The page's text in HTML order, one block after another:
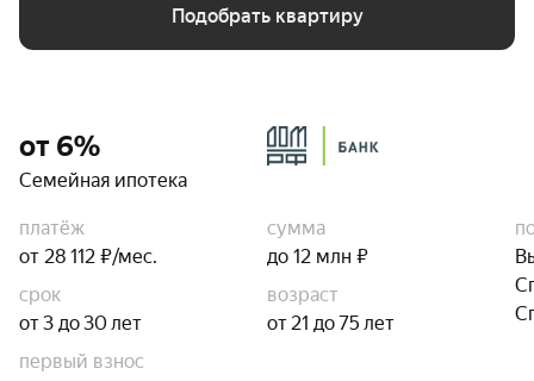
Подобрать квартиру
от 6%
Семейная ипотека
платёж
от 28 112 ₽/мес.
сумма
до 12 млн ₽
срок
от 3 до 30 лет
возраст
от 21 до 75 лет
первый взнос